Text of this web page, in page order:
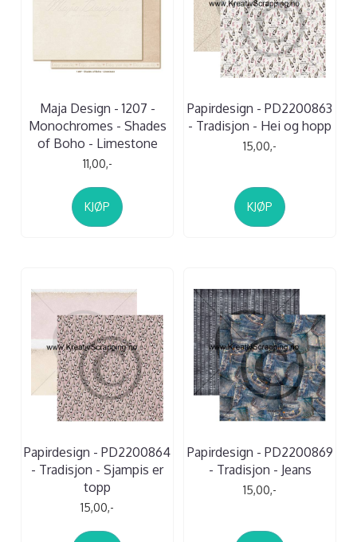
Maja Design - 1207 -
Monochromes - Shades
of Boho - Limestone
11,00,-
KJØP
Papirdesign - PD2200863
- Tradisjon - Hei og hopp
15,00,-
KJØP
Papirdesign - PD2200864
- Tradisjon - Sjampis er
topp
15,00,-
Papirdesign - PD2200869
- Tradisjon - Jeans
15,00,-